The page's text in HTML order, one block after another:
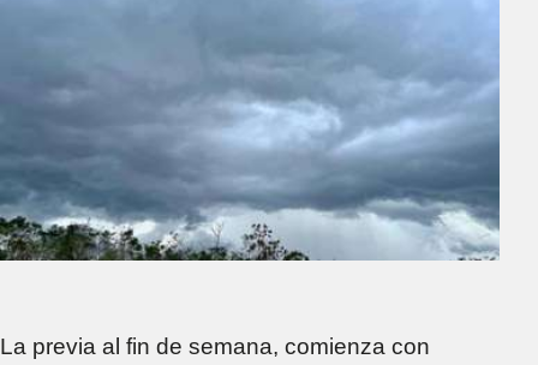
La previa al fin de semana, comienza con